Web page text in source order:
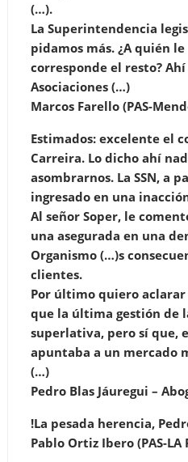
(…).
La Superintendencia
pidamos más. ¿A quién le
corresponde el resto?
Asociaciones (…)
Marcos Farello (PAS-
Estimados: excelente el
Carreira. Lo dicho ahí
asombrarnos. La SSN, a
ingresado en una
Al señor Soper, le
una asegurada en una
Organismo (…)s
clientes.
Por último quiero
que la última gestión de
superlativa, pero sí que,
apuntaba a un mercado
(…)
Pedro Blas Jáuregui –
!La pesada herencia,
Pablo Ortiz Ibero (PAS-LA